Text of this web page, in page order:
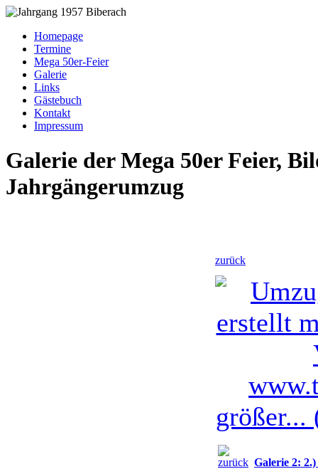
Homepage
Termine
Mega 50er-Feier
Galerie
Links
Gästebuch
Kontakt
Impressum
Galerie der Mega 50er Feier,
Jahrgängerumzug
zurück
Galerie 2: